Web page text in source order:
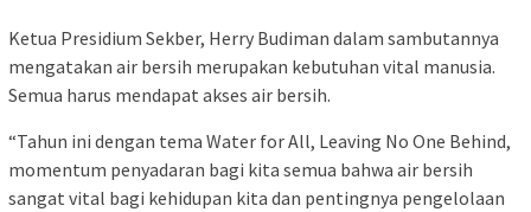
Ketua Presidium Sekber, Herry Budiman dalam sambutannya
mengatakan air bersih merupakan kebutuhan vital manusia.
Semua harus mendapat akses air bersih.
“Tahun ini dengan tema Water for All, Leaving No One Behind,
momentum penyadaran bagi kita semua bahwa air bersih
sangat vital bagi kehidupan kita dan pentingnya pengelolaan